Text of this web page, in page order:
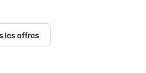
les offres